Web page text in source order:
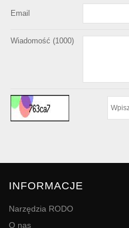
Email
Wiadomość (1000)
INFORMACJE
Narzędzia RODO
O nas